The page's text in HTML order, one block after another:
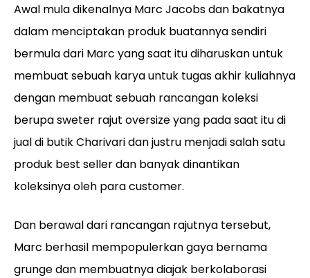
Awal mula dikenalnya Marc Jacobs dan bakatnya
dalam menciptakan produk buatannya sendiri
bermula dari Marc yang saat itu diharuskan untuk
membuat sebuah karya untuk tugas akhir kuliahnya
dengan membuat sebuah rancangan koleksi
berupa sweter rajut oversize yang pada saat itu di
jual di butik Charivari dan justru menjadi salah satu
produk best seller dan banyak dinantikan
koleksinya oleh para customer.
Dan berawal dari rancangan rajutnya tersebut,
Marc berhasil mempopulerkan gaya bernama
grunge dan membuatnya diajak berkolaborasi